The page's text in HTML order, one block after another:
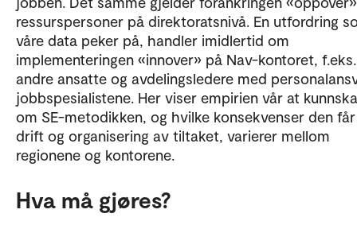
ressurspersoner på direktoratsnivå. En utfordring
våre data peker på, handler imidlertid om
implementeringen «innover» på Nav-kontoret,
andre ansatte og avdelingsledere med
jobbspesialistene. Her viser empirien vår at
om SE-metodikken, og hvilke konsekvenser den
drift og organisering av tiltaket, varierer mellom
regionene og kontorene.
Hva må gjøres?